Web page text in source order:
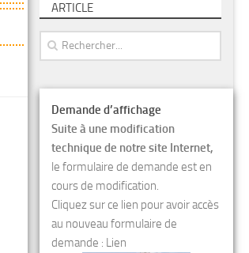
ARTICLE
Demande d’affichage
Suite à une modification
technique de notre site Internet,
le formulaire de demande est en
cours de modification.
Cliquez sur ce lien pour avoir accès
au nouveau formulaire de
demande : Lien